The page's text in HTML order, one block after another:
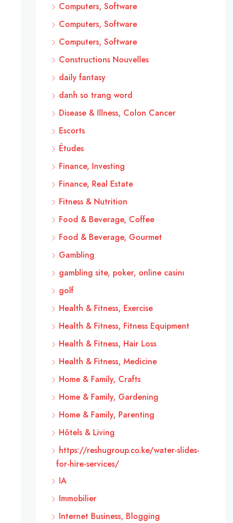
Computers, Software
Computers, Software
Computers, Software
Constructions Nouvelles
daily fantasy
danh so trang word
Disease & Illness, Colon Cancer
Escorts
Études
Finance, Investing
Finance, Real Estate
Fitness & Nutrition
Food & Beverage, Coffee
Food & Beverage, Gourmet
Gambling
gambling site, poker, online casinı
golf
Health & Fitness, Exercise
Health & Fitness, Fitness Equipment
Health & Fitness, Hair Loss
Health & Fitness, Medicine
Home & Family, Crafts
Home & Family, Gardening
Home & Family, Parenting
Hôtels & Living
https://reshugroup.co.ke/water-slides-
for-hire-services/
IA
Immobilier
Internet Business, Blogging